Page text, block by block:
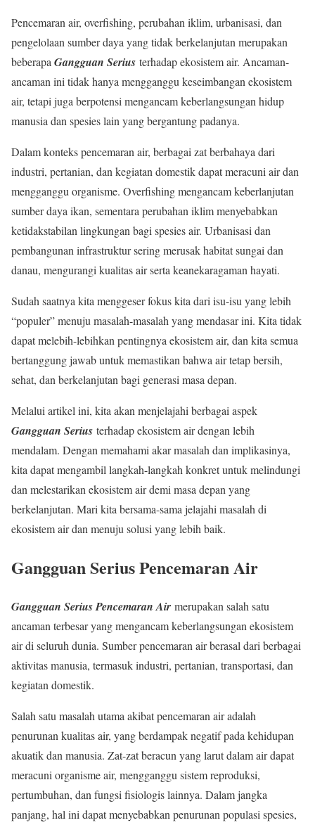
Pencemaran air, overfishing, perubahan iklim, urbanisasi, dan
pengelolaan sumber daya yang tidak berkelanjutan merupakan
beberapaGangguan Serius terhadap ekosistem air. Ancaman-
ancaman ini tidak hanya mengganggu keseimbangan ekosistem
air, tetapi juga berpotensi mengancam keberlangsungan hidup
manusia dan spesies lain yang bergantung padanya.
Dalam konteks pencemaran air, berbagai zat berbahaya dari
industri, pertanian, dan kegiatan domestik dapat meracuni air dan
mengganggu organisme. Overfishing mengancam keberlanjutan
sumber daya ikan, sementara perubahan iklim menyebabkan
ketidakstabilan lingkungan bagi spesies air. Urbanisasi dan
pembangunan infrastruktur sering merusak habitat sungai dan
danau, mengurangi kualitas air serta keanekaragaman hayati.
Sudah saatnya kita menggeser fokus kita dari isu-isu yang lebih
“populer” menuju masalah-masalah yang mendasar ini. Kita tidak
dapat melebih-lebihkan pentingnya ekosistem air, dan kita semua
bertanggung jawab untuk memastikan bahwa air tetap bersih,
sehat, dan berkelanjutan bagi generasi masa depan.
Melalui artikel ini, kita akan menjelajahi berbagai aspek
Gangguan Serius terhadap ekosistem air dengan lebih
mendalam. Dengan memahami akar masalah dan implikasinya,
kita dapat mengambil langkah-langkah konkret untuk melindungi
dan melestarikan ekosistem air demi masa depan yang
berkelanjutan. Mari kita bersama-sama jelajahi masalah di
ekosistem air dan menuju solusi yang lebih baik.
Gangguan Serius Pencemaran Air
Gangguan Serius Pencemaran Air merupakan salah satu
ancaman terbesar yang mengancam keberlangsungan ekosistem
air di seluruh dunia. Sumber pencemaran air berasal dari berbagai
aktivitas manusia, termasuk industri, pertanian, transportasi, dan
kegiatan domestik.
Salah satu masalah utama akibat pencemaran air adalah
penurunan kualitas air, yang berdampak negatif pada kehidupan
akuatik dan manusia. Zat-zat beracun yang larut dalam air dapat
meracuni organisme air, mengganggu sistem reproduksi,
pertumbuhan, dan fungsi fisiologis lainnya. Dalam jangka
panjang, hal ini dapat menyebabkan penurunan populasi spesies,